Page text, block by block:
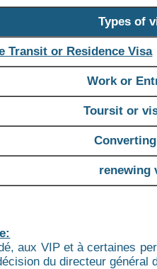
Types of
Transit or Residence Visa
Work or
Toursit or
renewing
aux VIP et à certaines
du directeur général